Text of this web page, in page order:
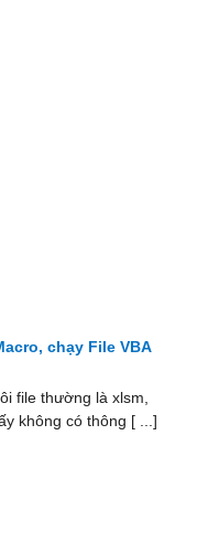
chạy File VBA
file thường là xlsm,
không có thông [ ...]